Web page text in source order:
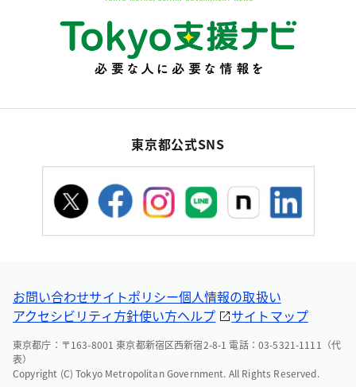
東京都公式SNS
お問い合わせサイトポリシー個人情報の取扱い
アクセシビリティ方針使い方ヘルプ サイトマップ
東京都庁：〒163-8001 東京都新宿区西新宿2-8-1 電話：03-5321-1111（代
表）
Copyright (C) Tokyo Metropolitan Government. All Rights Reserved.